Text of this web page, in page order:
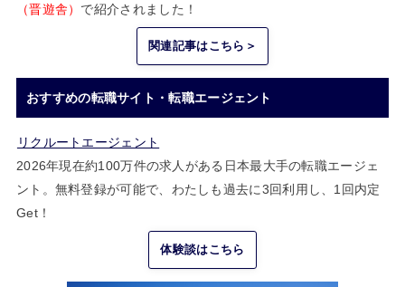
（晋遊舎） で紹介されました！
関連記事はこちら＞
おすすめの転職サイト・転職エージェント
リクルートエージェント
2026年現在約100万件の求人がある日本最大手の転職エージェ
ント。無料登録が可能で、わたしも過去に3回利用し、1回内定
Get！
体験談はこちら